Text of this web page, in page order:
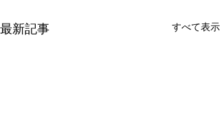
最新記事 すべて表示